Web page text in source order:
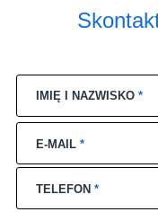
IMIĘ I NAZWISKO*
E-MAIL*
TELEFON*